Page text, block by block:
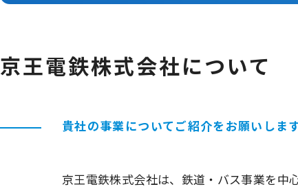
京王電鉄株式会社について
貴社の事業についてご紹介をお願いします
京王電鉄株式会社は、鉄道・バス事業を中